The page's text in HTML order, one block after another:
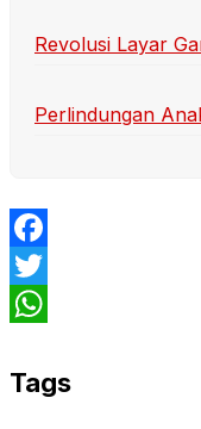
Revolusi Layar
Perlindungan
Facebook
Twitter
Tags